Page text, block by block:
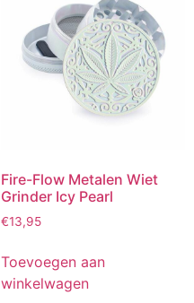
Fire-Flow Metalen Wiet
Grinder Icy Pearl
€13,95
Toevoegen aan
winkelwagen